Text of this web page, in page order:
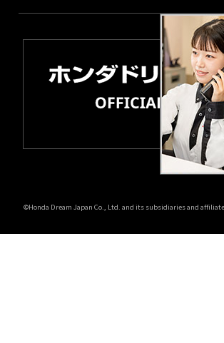
©Honda Dream Japan Co., Ltd. and its subsidiaries and